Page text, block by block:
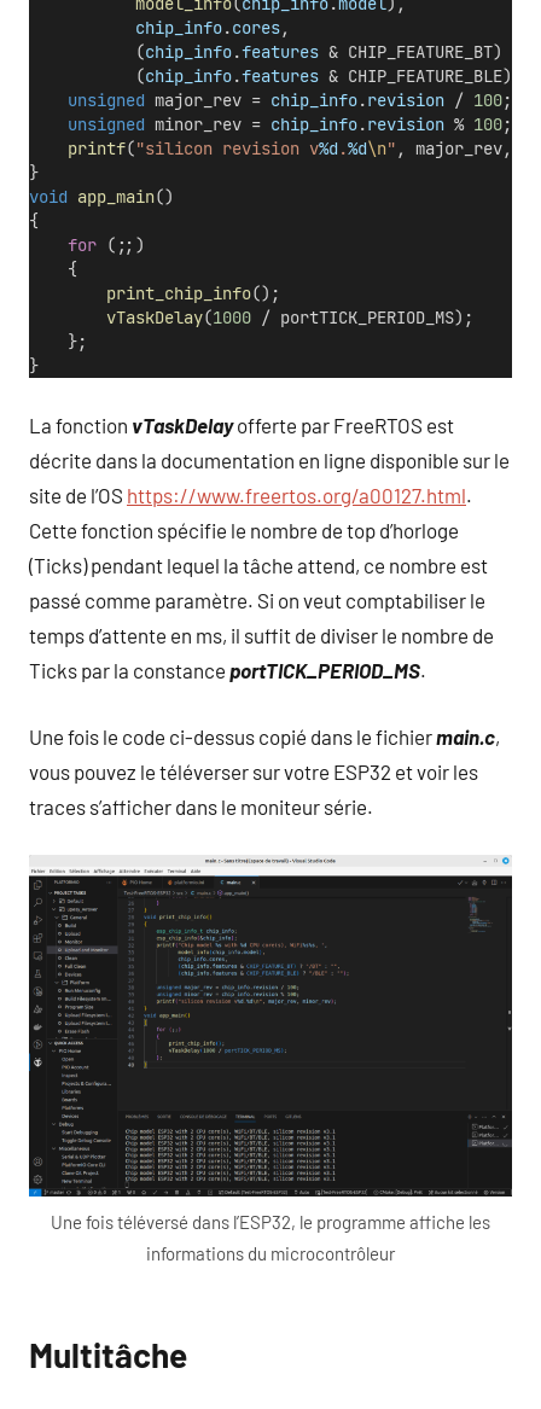
chip_info.cores,
           (
chip_info.features & CHIP_FEATURE_BT) ?
           (
chip_info.features & CHIP_FEATURE_BLE) ?
unsigned major_rev = chip_info.revision / 100;
unsigned minor_rev = chip_info.revision % 100;
printf("silicon revision v%d.%d\n" , major_rev,
}
void app_main()
{
for (;;)
    {
print_chip_info();
vTaskDelay(1000 / portTICK_PERIOD_MS);
    };
}
La fonction vTaskDelayofferte par FreeRTOS est
décrite dans la documentation en ligne disponible sur le
site de l’OS https://www.freertos.org/a00127.html.
Cette fonction spécifie le nombre de top d’horloge
(Ticks) pendant lequel la tâche attend, ce nombre est
passé comme paramètre. Si on veut comptabiliser le
temps d’attente en ms, il suffit de diviser le nombre de
Ticks par la constance portTICK_PERIOD_MS.
Une fois le code ci-dessus copié dans le fichiermain.c,
vous pouvez le téléverser sur votre ESP32 et voir les
traces s’afficher dans le moniteur série.
Une fois téléversé dans l’ESP32, le programme affiche les
informations du microcontrôleur
Multitâche